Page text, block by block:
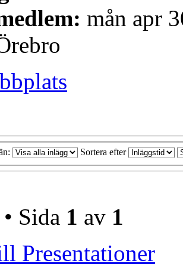
mån apr
Sortera efter
Sida 1 av 1
Presentationer